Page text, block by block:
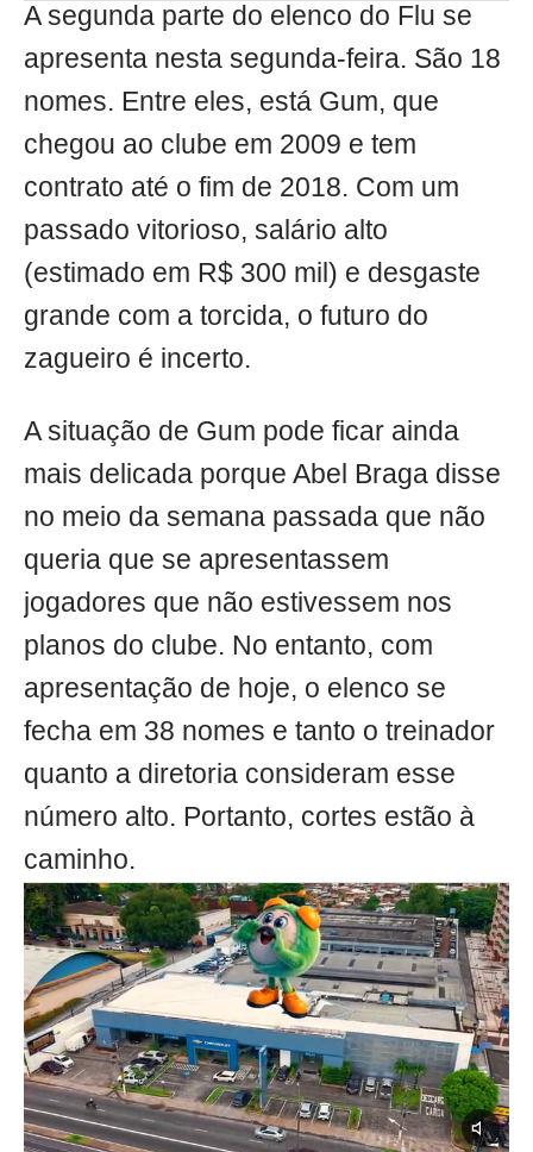
A segunda parte do elenco do Flu se
apresenta nesta segunda-feira. São 18
nomes. Entre eles, está Gum, que
chegou ao clube em 2009 e tem
contrato até o fim de 2018. Com um
passado vitorioso, salário alto
(estimado em R$ 300 mil) e desgaste
grande com a torcida, o futuro do
zagueiro é incerto.
A situação de Gum pode ficar ainda
mais delicada porque Abel Braga disse
no meio da semana passada que não
queria que se apresentassem
jogadores que não estivessem nos
planos do clube. No entanto, com
apresentação de hoje, o elenco se
fecha em 38 nomes e tanto o treinador
quanto a diretoria consideram esse
número alto. Portanto, cortes estão à
caminho.